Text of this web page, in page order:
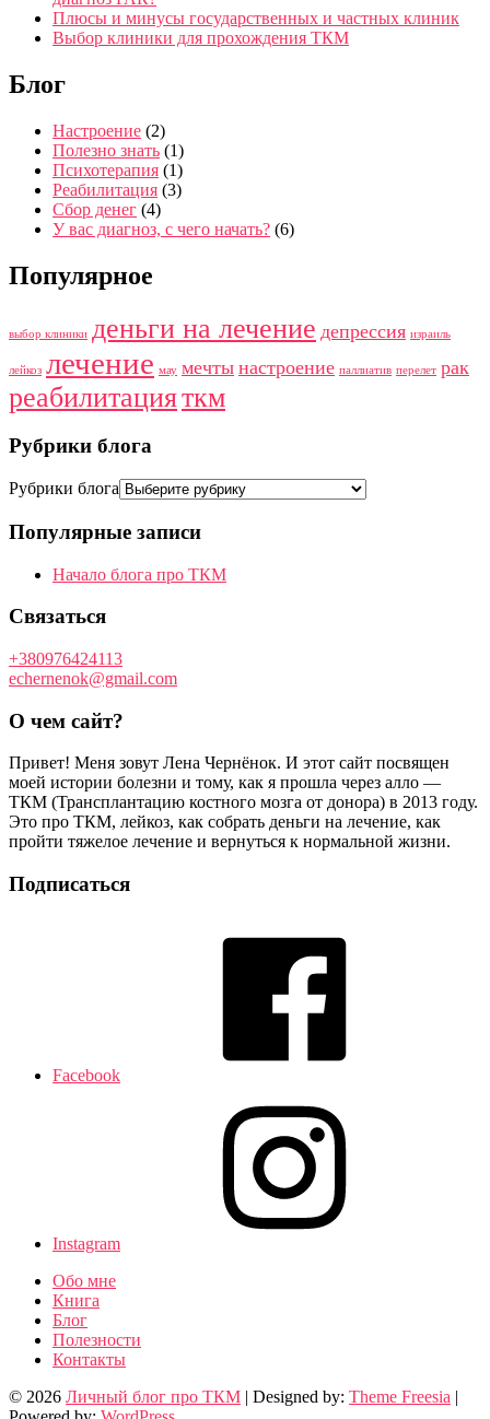
Плюсы и минусы государственных и частных клиник
Выбор клиники для прохождения ТКМ
Блог
Настроение (2)
Полезно знать (1)
Психотерапия (1)
Реабилитация (3)
Сбор денег (4)
У вас диагноз, с чего начать? (6)
Популярное
выбор клиники деньги на лечение депрессия израиль
лейкоз лечение мау мечты настроение паллиатив перелет рак
реабилитацияткм
Рубрики блога
Рубрики блога
Популярные записи
Начало блога про ТКМ
Связаться
+380976424113
echernenok@gmail.com
О чем сайт?
Привет! Меня зовут Лена Чернёнок. И этот сайт посвящен
моей истории болезни и тому, как я прошла через алло —
ТКМ (Трансплантацию костного мозга от донора) в 2013 году.
Это про ТКМ, лейкоз, как собрать деньги на лечение, как
пройти тяжелое лечение и вернуться к нормальной жизни.
Подписаться
Facebook
Instagram
Обо мне
Книга
Блог
Полезности
Контакты
© 2026 Личный блог про ТКМ | Designed by: Theme Freesia |